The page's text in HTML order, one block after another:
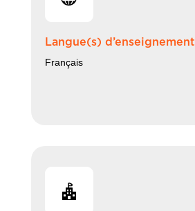
Langue(s) d’enseignement
Français